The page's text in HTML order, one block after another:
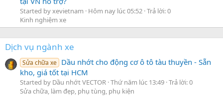
Started by xevietnam Hôm nay lúc 05:52 Trả lời: 0
Kinh nghiệm xe
Dịch vụ ngành xe
Sửa chữa xe Dầu nhớt cho động cơ ô tô tàu thuyền - Sẵn
kho, giá tốt tại HCM
Started by Dầu nhớt VECTOR Thứ năm lúc 13:49 Trả lời: 0
Sửa chữa, làm đẹp, phụ tùng, phụ kiện